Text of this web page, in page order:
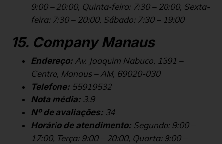
9:00 – 20:00, Quinta-feira: 7:30 – 20:00, Sexta-
feira: 7:30 – 20:00, Sábado: 7:30 – 19:00
15. Company Manaus
Endereço: Av. Joaquim Nabuco, 1391 –
Centro, Manaus – AM, 69020-030
Telefone: 55919532
Nota média: 3.9
Nº de avaliações: 34
Horário de atendimento: Segunda: 9:00 –
17:00, Terça: 9:00 – 20:00, Quarta: 9:00 –